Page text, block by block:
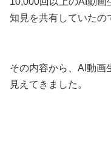
知見を共有していたの
その内容から、AI動画
見えてきました。